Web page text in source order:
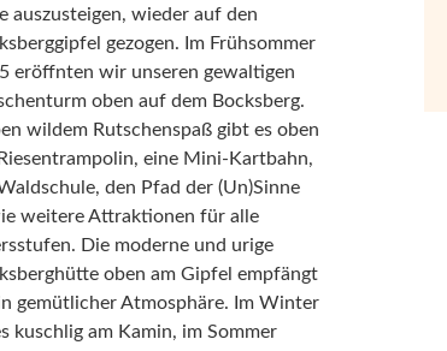
auszusteigen, wieder auf den
gezogen. Im Frühsommer
eröffnten wir unseren gewaltigen
oben auf dem Bocksberg.
wildem Rutschenspaß gibt es oben
eine Mini-Kartbahn,
den Pfad der (Un)Sinne
weitere Attraktionen für alle
Die moderne und urige
oben am Gipfel empfängt
gemütlicher Atmosphäre. Im Winter
kuschlig am Kamin, im Sommer